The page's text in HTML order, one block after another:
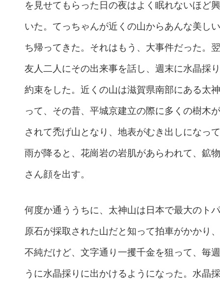
を見せてもらった日の夜はよく眠れないほど
いた。てっちゃんが近くの山からあんな美し
ち帰ってきた。それはもう、大事件だった。
友人二人にその出来事を話し、週末に水晶採
約束をした。近くの山は滋賀県南部にある太
って、その昔、平城京建立の際に多くの樹木
されて禿げ山となり、地表がむき出しになっ
雨が降ると、花崗岩の岩肌があらわれて、鉱
さん顔を出す。
何度か通ううちに、太神山は日本で最大のト
原石が採取された山だと知って拍車がかかり
不純だけど、文字通り一攫千金を狙って、毎
うに水晶採りに出かけるようになった。水晶